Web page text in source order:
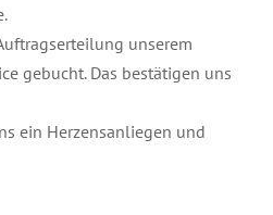
unserem
gebucht. Das bestätigen uns
ein Herzensanliegen und